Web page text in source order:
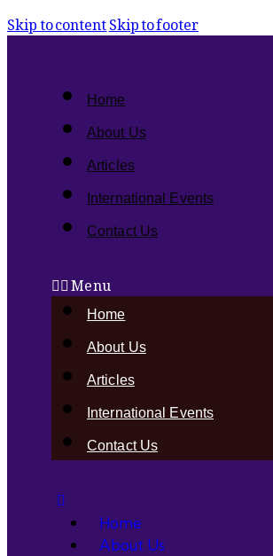
Skip to contentSkip to footer
Home
About Us
Articles
International Events
Contact Us
Menu
Home
About Us
Articles
International Events
Contact Us
Home
About Us